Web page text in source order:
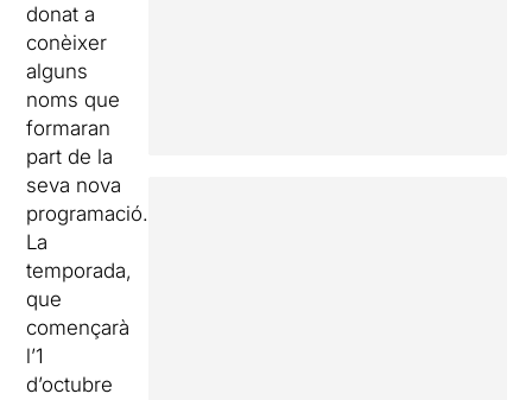
donat a
conèixer
alguns
noms que
formaran
part de la
seva nova
programació.
La
temporada,
que
començarà
l’1
d’octubre